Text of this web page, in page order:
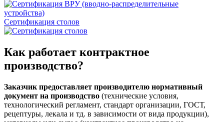
Сертификация столов
Как работает контрактное
производство?
Заказчик предоставляет производителю нормативный
документ на производство (технические условия,
технологический регламент, стандарт организации, ГОСТ,
рецептуры, лекала и тд. в зависимости от вида продукции),